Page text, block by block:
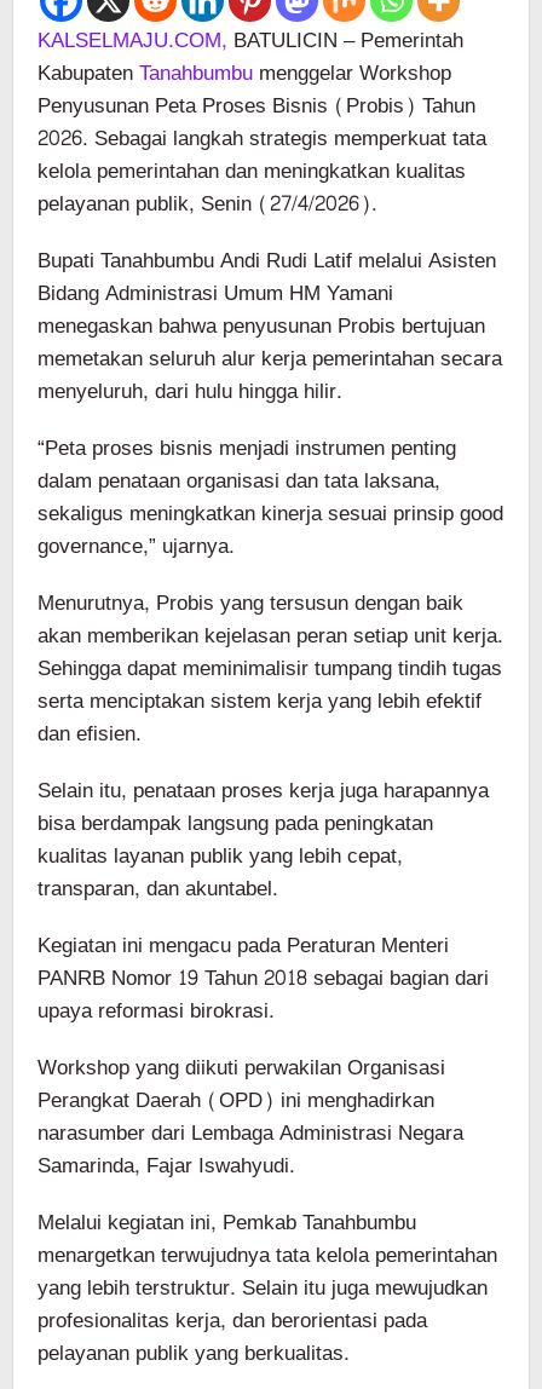
KALSELMAJU.COM, BATULICIN – Pemerintah
KabupatenTanahbumbumenggelar Workshop
Penyusunan Peta Proses Bisnis (Probis) Tahun
2026. Sebagai langkah strategis memperkuat tata
kelola pemerintahan dan meningkatkan kualitas
pelayanan publik, Senin (27/4/2026).
Bupati Tanahbumbu Andi Rudi Latif melalui Asisten
Bidang Administrasi Umum HM Yamani
menegaskan bahwa penyusunan Probis bertujuan
memetakan seluruh alur kerja pemerintahan secara
menyeluruh, dari hulu hingga hilir.
“Peta proses bisnis menjadi instrumen penting
dalam penataan organisasi dan tata laksana,
sekaligus meningkatkan kinerja sesuai prinsip good
governance,” ujarnya.
Menurutnya, Probis yang tersusun dengan baik
akan memberikan kejelasan peran setiap unit kerja.
Sehingga dapat meminimalisir tumpang tindih tugas
serta menciptakan sistem kerja yang lebih efektif
dan efisien.
Selain itu, penataan proses kerja juga harapannya
bisa berdampak langsung pada peningkatan
kualitas layanan publik yang lebih cepat,
transparan, dan akuntabel.
Kegiatan ini mengacu pada Peraturan Menteri
PANRB Nomor 19 Tahun 2018 sebagai bagian dari
upaya reformasi birokrasi.
Workshop yang diikuti perwakilan Organisasi
Perangkat Daerah (OPD) ini menghadirkan
narasumber dari Lembaga Administrasi Negara
Samarinda, Fajar Iswahyudi.
Melalui kegiatan ini, Pemkab Tanahbumbu
menargetkan terwujudnya tata kelola pemerintahan
yang lebih terstruktur. Selain itu juga mewujudkan
profesionalitas kerja, dan berorientasi pada
pelayanan publik yang berkualitas.